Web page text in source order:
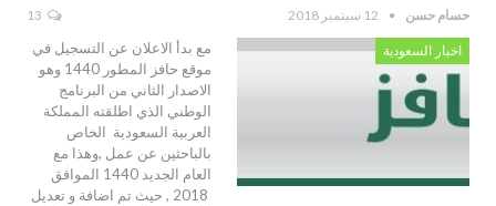
حسام حسن 12 سبتمبر 2018
اخبار السعودية
مع بدأ الاعلان عن التسجيل في
موقع حافز المطور 1440 وهو
الاصدار الثاني من البرنامج
الوطني الذي اطلقته المملكة
العربية السعودية الخاص
بالباحثين عن عمل ,وهذا مع
العام الجديد 1440 الموافق
2018 , حيث تم اضافة و تعديل